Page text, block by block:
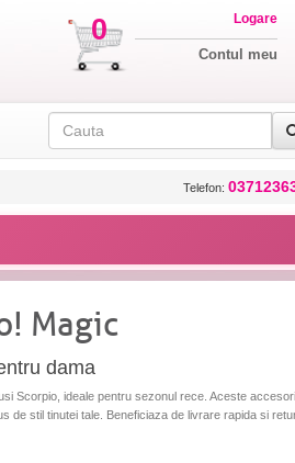
0 Logare
Contul meu
Telefon:
Magic
dama
Scorpio, ideale pentru sezonul rece. Aceste
de stil tinutei tale. Beneficiaza de livrare rapida si